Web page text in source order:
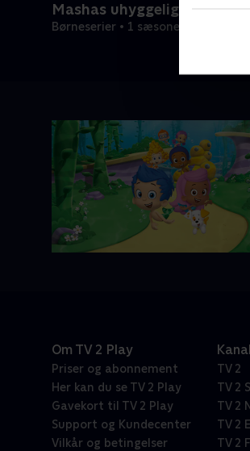
Mashas uhyggelige eventyr
Børneserier • 1 sæsoner
Om TV 2 Play
Priser og abonnement
Her kan du se TV 2 Play
Gavekort til TV 2 Play
Support og Kundecenter
Vilkår og betingelser
TV 2
TV 2
TV 2
TV 2
TV 2